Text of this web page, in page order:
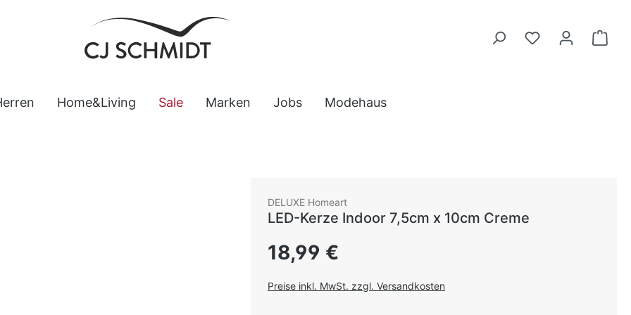
Home&Living Sale Marken Jobs Modehaus
DELUXE Homeart
LED-Kerze Indoor 7,5cm x 10cm Creme
Regulärer Preis:
18,99 €
Preise inkl. MwSt. zzgl. Versandkosten